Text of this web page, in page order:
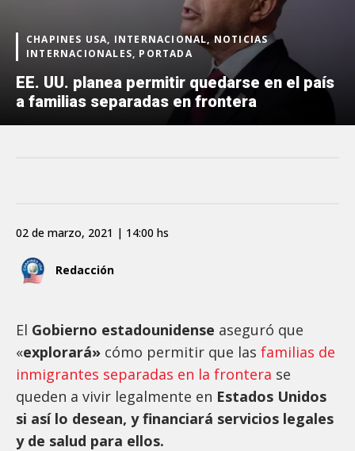
CHAPINES USA, INTERNACIONAL, NOTICIAS
INTERNACIONALES, PORTADA
EE. UU. planea permitir quedarse en el país
a familias separadas en frontera
Redacción
02 de marzo, 2021 | 14:00 hs
El Gobierno estadounidense aseguró que
«explorará» cómo permitir que las familias de
inmigrantes separadas en la frontera se
queden a vivir legalmente en Estados Unidos
si así lo desean, y financiará servicios legales
y de salud para ellos.